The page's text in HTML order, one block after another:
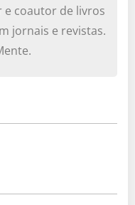
e coautor de livros
jornais e revistas.